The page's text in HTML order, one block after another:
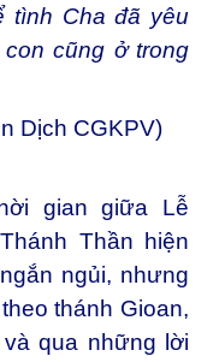
tình Cha đã yêu
cũng ở trong
Dịch CGKPV)
gian giữa Lễ
Thần hiện
ngủi, nhưng
thánh Gioan,
qua những lời